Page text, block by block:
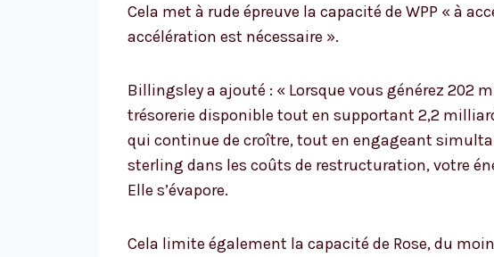
Cela met à rude épreuve la capacité de WPP « à
accélération est nécessaire ».
Billingsley a ajouté : « Lorsque vous générez 202
trésorerie disponible tout en supportant 2,2
qui continue de croître, tout en engageant
sterling dans les coûts de restructuration, votre
Elle s’évapore.
Cela limite également la capacité de Rose, du